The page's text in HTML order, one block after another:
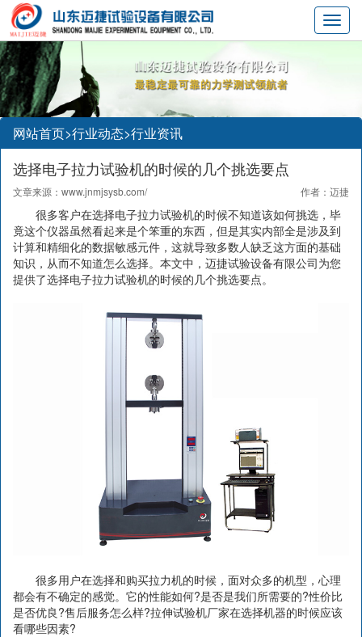
网站首页>行业动态>行业资讯
选择电子拉力试验机的时候的几个挑选要点
文章来源： www.jnmjsysb.com/ 作者：迈捷
很多客户在选择电子拉力试验机的时候不知道该如何挑选，毕
竟这个仪器虽然看起来是个笨重的东西，但是其实内部全是涉及到
计算和精细化的数据敏感元件，这就导致多数人缺乏这方面的基础
知识，从而不知道怎么选择。本文中，迈捷试验设备有限公司为您
提供了选择电子拉力试验机的时候的几个挑选要点。
很多用户在选择和购买拉力机的时候，面对众多的机型，心理
都会有不确定的感觉。它的性能如何?是否是我们所需要的?性价比
是否优良?售后服务怎么样?拉伸试验机厂家在选择机器的时候应该
看哪些因素?